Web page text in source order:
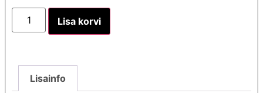
Lisa korvi
Lisainfo